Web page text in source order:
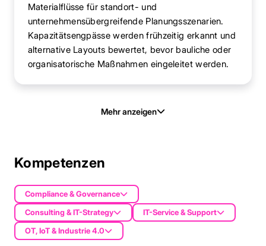
Materialflüsse für standort- und
unternehmensübergreifende Planungsszenarien.
Kapazitätsengpässe werden frühzeitig erkannt und
alternative Layouts bewertet, bevor bauliche oder
organisatorische Maßnahmen eingeleitet werden.
Mehr anzeigen
Kompetenzen
Compliance & Governance
Consulting & IT-Strategy
IT-Service & Support
OT, IoT & Industrie 4.0